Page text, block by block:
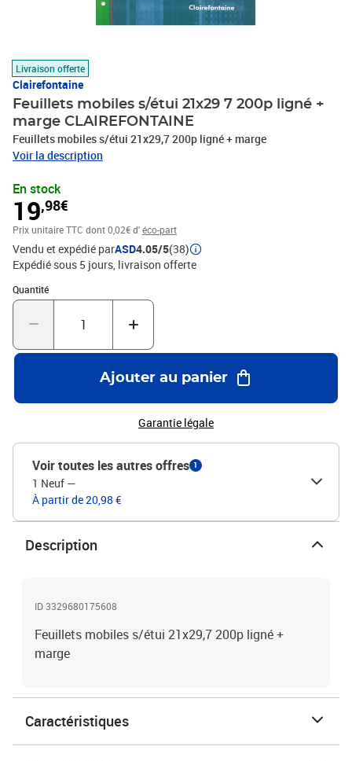
Livraison offerte
Clairefontaine
Feuillets mobiles s/étui 21x29 7 200p ligné +
marge CLAIREFONTAINE
Feuillets mobiles s/étui 21x29,7 200p ligné + marge
Voir la description
En stock
19,98€
Prix unitaire TTC dont 0,02€ d'éco-part
Vendu et expédié parASD4.05/5(38)
Expédié sous 5 jours livraison offerte
Quantité
Quantité : 1
Ajouter au panier
Garantie légale
Voir toutes les autres offres 1
1 Neuf —
À partir de 20,98 €
Description
ID 3329680175608
Feuillets mobiles s/étui 21x29,7 200p ligné +
marge
Caractéristiques